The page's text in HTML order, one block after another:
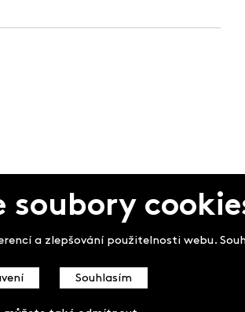
soubory
a zlepšování použitelnosti webu.
Souhlasím